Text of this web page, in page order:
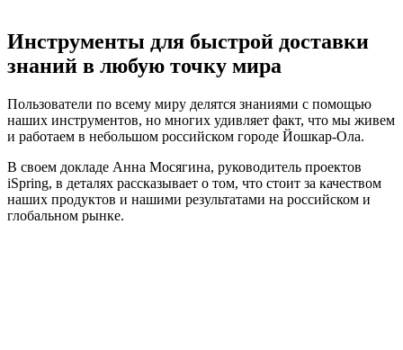
Инструменты для быстрой доставки
знаний в любую точку мира
Пользователи по всему миру делятся знаниями с помощью
наших инструментов, но многих удивляет факт, что мы живем
и работаем в небольшом российском городе Йошкар-Ола.
В своем докладе Анна Мосягина, руководитель проектов
iSpring, в деталях рассказывает о том, что стоит за качеством
наших продуктов и нашими результатами на российском и
глобальном рынке.